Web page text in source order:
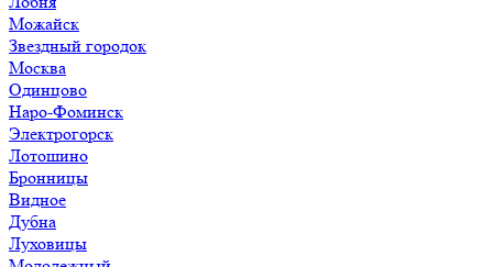
Можайск
Звездный городок
Москва
Одинцово
Наро-Фоминск
Электрогорск
Лотошино
Бронницы
Видное
Дубна
Луховицы